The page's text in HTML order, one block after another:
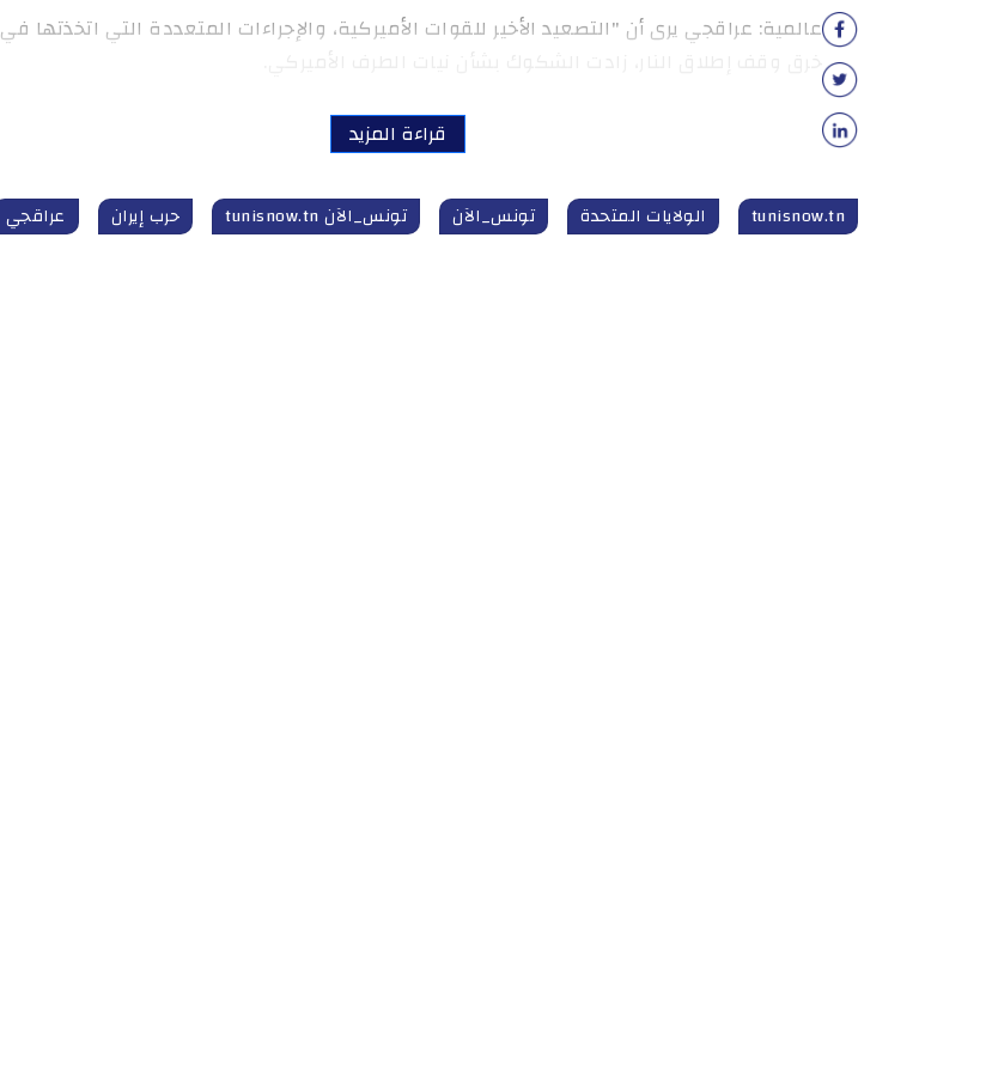
عالمية: عراقجي يرى أن "التصعيد الأخير للقوات الأميركية، والإجراءات المتعددة التي اتخذتها في
قراءة المزيد
tunisnow.tn الولايات المتحدة تونس_الآن تونس_الآن tunisnow.tn حرب إيران عراقجي